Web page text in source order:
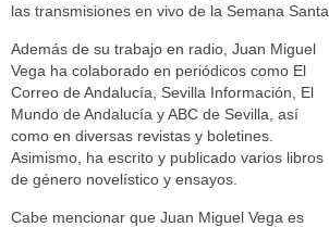
las transmisiones en vivo de la Semana Santa.
Además de su trabajo en radio, Juan Miguel
Vega ha colaborado en periódicos como El
Correo de Andalucía, Sevilla Información, El
Mundo de Andalucía y ABC de Sevilla, así
como en diversas revistas y boletines.
Asimismo, ha escrito y publicado varios libros
de género novelístico y ensayos.
Cabe mencionar que Juan Miguel Vega es